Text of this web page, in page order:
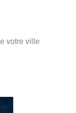
votre ville